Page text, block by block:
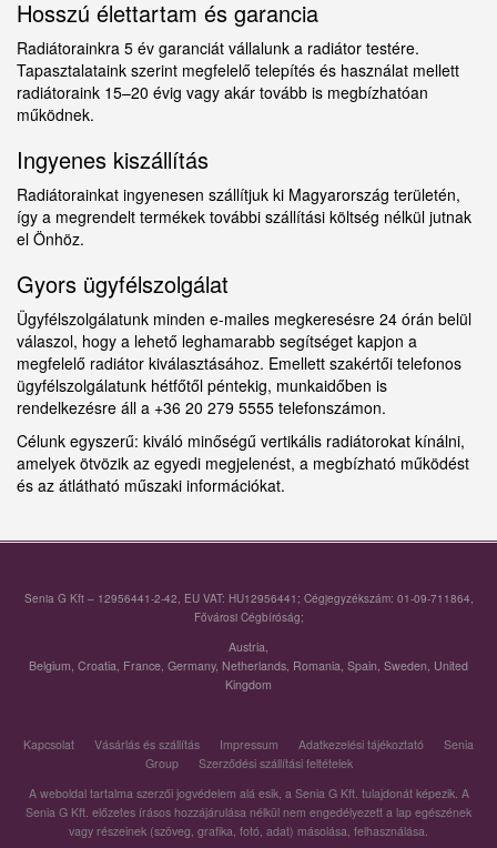
Hosszú élettartam és garancia
Radiátorainkra 5 év garanciát vállalunk a radiátor testére.
Tapasztalataink szerint megfelelő telepítés és használat mellett
radiátoraink 15–20 évig vagy akár tovább is megbízhatóan
működnek.
Ingyenes kiszállítás
Radiátorainkat ingyenesen szállítjuk ki Magyarország területén,
így a megrendelt termékek további szállítási költség nélkül jutnak
el Önhöz.
Gyors ügyfélszolgálat
Ügyfélszolgálatunk minden e-mailes megkeresésre 24 órán belül
válaszol, hogy a lehető leghamarabb segítséget kapjon a
megfelelő radiátor kiválasztásához. Emellett szakértői telefonos
ügyfélszolgálatunk hétfőtől péntekig, munkaidőben is
rendelkezésre áll a +36 20 279 5555 telefonszámon.
Célunk egyszerű: kiváló minőségű vertikális radiátorokat kínálni,
amelyek ötvözik az egyedi megjelenést, a megbízható működést
és az átlátható műszaki információkat.
Senia G Kft – 12956441-2-42, EU VAT: HU12956441; Cégjegyzékszám: 01-09-711864,
Fővárosi Cégbíróság;
Austria,
Belgium, Croatia, France, Germany, Netherlands, Romania, Spain, Sweden, United
Kingdom
Kapcsolat Vásárlás és szállítás Impressum Adatkezelési tájékoztató
Senia
Group
Szerződési szállítási feltételek
A weboldal tartalma szerzői jogvédelem alá esik, a Senia G Kft. tulajdonát képezik. A
Senia G Kft. előzetes írásos hozzájárulása nélkül nem engedélyezett a lap egészének
vagy részeinek (szöveg, grafika, fotó, adat) másolása, felhasználása.